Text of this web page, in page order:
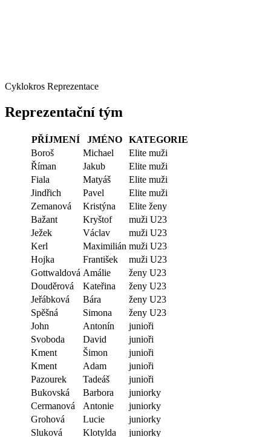
Cyklokros Reprezentace
Reprezentační tým
PŘÍJMENÍ JMÉNO
KATEGORIE
Boroš
Michael
Elite muži
Říman
Jakub
Elite muži
Fiala
Matyáš
Elite muži
Jindřich
Pavel
Elite muži
Zemanová
Kristýna
Elite ženy
Bažant
Kryštof
muži U23
Ježek
Václav
muži U23
Kerl
Maximilián muži U23
Hojka
František
muži U23
Gottwaldová Amálie
ženy U23
Douděrová
Kateřina
ženy U23
Jeřábková
Bára
ženy U23
Spěšná
Simona
ženy U23
John
Antonín
junioři
Svoboda
David
junioři
Kment
Šimon
junioři
Kment
Adam
junioři
Pazourek
Tadeáš
junioři
Bukovská
Barbora
juniorky
Cermanová
Antonie
juniorky
Grohová
Lucie
juniorky
Sluková
Klotylda juniorky